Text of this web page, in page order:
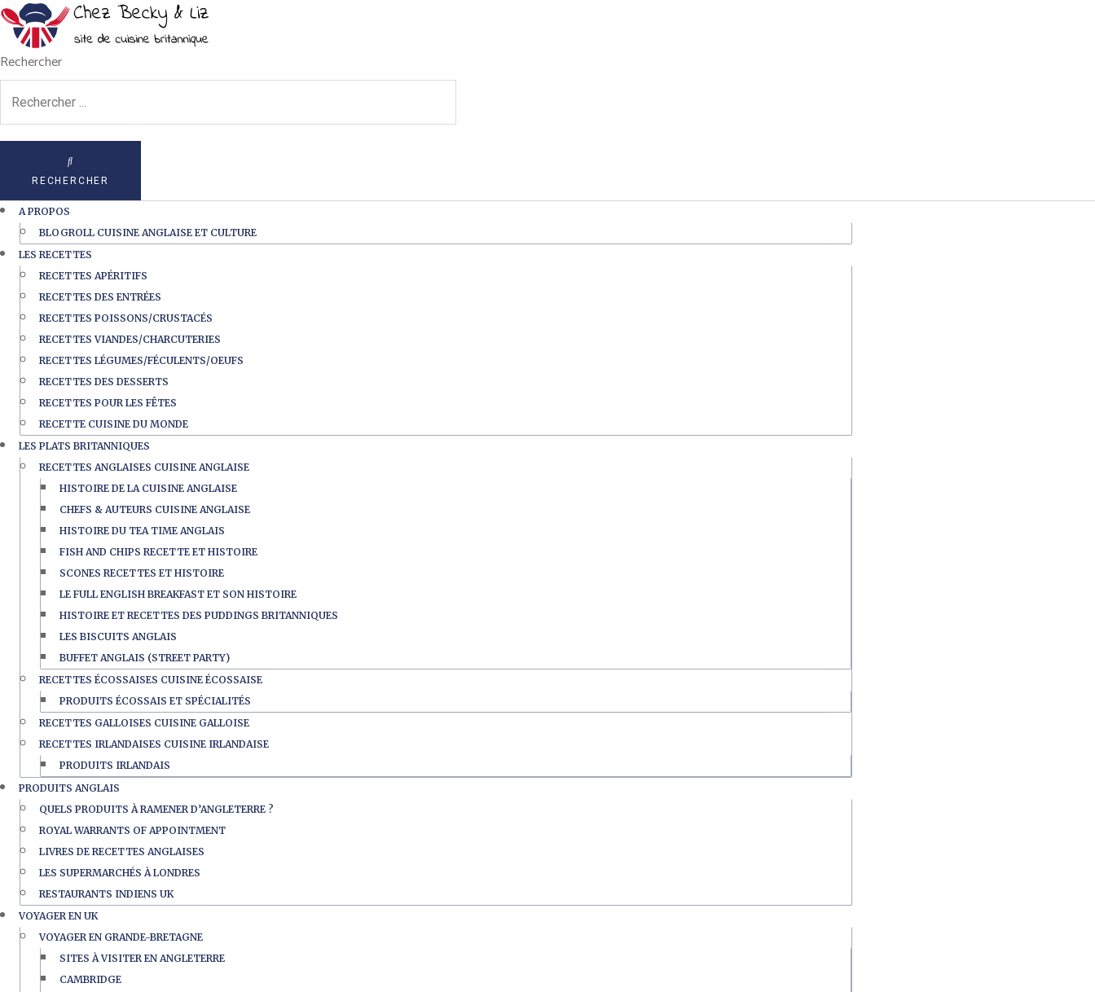
Rechercher
RECHERCHER
A PROPOS
BLOGROLL CUISINE ANGLAISE ET CULTURE
LES RECETTES
RECETTES APÉRITIFS
RECETTES DES ENTRÉES
RECETTES POISSONS/CRUSTACÉS
RECETTES VIANDES/CHARCUTERIES
RECETTES LÉGUMES/FÉCULENTS/OEUFS
RECETTES DES DESSERTS
RECETTES POUR LES FÊTES
RECETTE CUISINE DU MONDE
LES PLATS BRITANNIQUES
RECETTES ANGLAISES CUISINE ANGLAISE
HISTOIRE DE LA CUISINE ANGLAISE
CHEFS & AUTEURS CUISINE ANGLAISE
HISTOIRE DU TEA TIME ANGLAIS
FISH AND CHIPS RECETTE ET HISTOIRE
SCONES RECETTES ET HISTOIRE
LE FULL ENGLISH BREAKFAST ET SON HISTOIRE
HISTOIRE ET RECETTES DES PUDDINGS BRITANNIQUES
LES BISCUITS ANGLAIS
BUFFET ANGLAIS (STREET PARTY)
RECETTES ÉCOSSAISES CUISINE ÉCOSSAISE
PRODUITS ÉCOSSAIS ET SPÉCIALITÉS
RECETTES GALLOISES CUISINE GALLOISE
RECETTES IRLANDAISES CUISINE IRLANDAISE
PRODUITS IRLANDAIS
PRODUITS ANGLAIS
QUELS PRODUITS À RAMENER D’ANGLETERRE ?
ROYAL WARRANTS OF APPOINTMENT
LIVRES DE RECETTES ANGLAISES
LES SUPERMARCHÉS À LONDRES
RESTAURANTS INDIENS UK
VOYAGER EN UK
VOYAGER EN GRANDE-BRETAGNE
SITES À VISITER EN ANGLETERRE
CAMBRIDGE